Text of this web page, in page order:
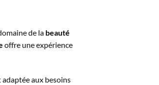
de la beauté
offre une expérience
aux besoins